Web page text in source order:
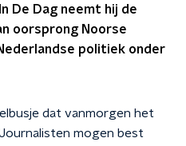
De Dag neemt hij de
oorsprong Noorse
politiek onder
dat vanmorgen het
mogen best